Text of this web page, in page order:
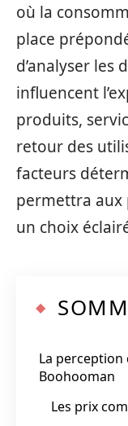
où la
place
d’analyser les
influencent
produits,
retour des
facteurs
permettra aux
un choix
La
Boohooman
Les prix